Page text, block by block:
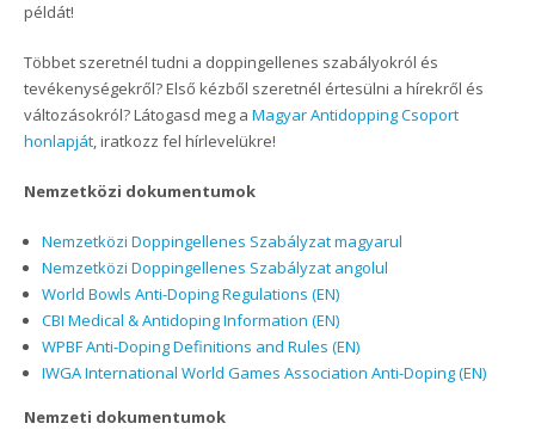
példát!
Többet szeretnél tudni a doppingellenes szabályokról és
tevékenységekről? Első kézből szeretnél értesülni a hírekről és
változásokról? Látogasd meg a Magyar Antidopping Csoport
honlapját, iratkozz fel hírlevelükre!
Nemzetközi dokumentumok
Nemzetközi Doppingellenes Szabályzat magyarul
Nemzetközi Doppingellenes Szabályzat angolul
World Bowls Anti-Doping Regulations (EN)
CBI Medical & Antidoping Information (EN)
WPBF Anti-Doping Definitions and Rules (EN)
IWGA International World Games Association Anti-Doping (EN)
Nemzeti dokumentumok